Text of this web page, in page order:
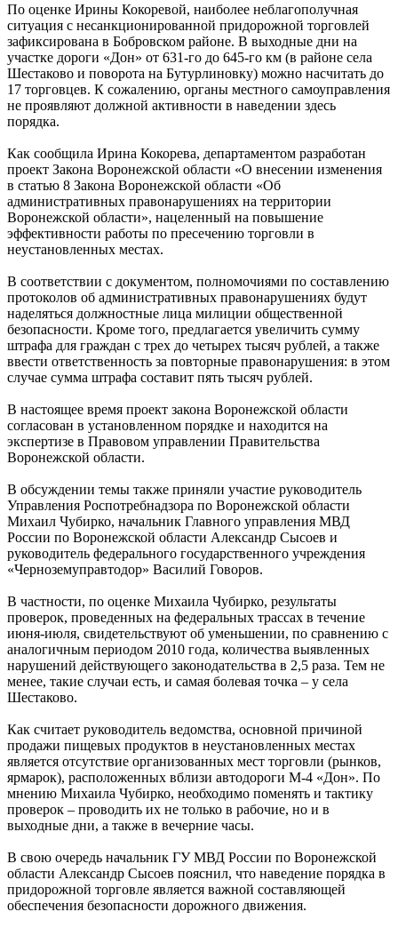
По оценке Ирины Кокоревой, наиболее неблагополучная
ситуация с несанкционированной придорожной торговлей
зафиксирована в Бобровском районе. В выходные дни на
участке дороги «Дон» от 631-го до 645-го км (в районе села
Шестаково и поворота на Бутурлиновку) можно насчитать до
17 торговцев. К сожалению, органы местного самоуправления
не проявляют должной активности в наведении здесь
порядка.
Как сообщила Ирина Кокорева, департаментом разработан
проект Закона Воронежской области «О внесении изменения
в статью 8 Закона Воронежской области «Об
административных правонарушениях на территории
Воронежской области», нацеленный на повышение
эффективности работы по пресечению торговли в
неустановленных местах.
В соответствии с документом, полномочиями по составлению
протоколов об административных правонарушениях будут
наделяться должностные лица милиции общественной
безопасности. Кроме того, предлагается увеличить сумму
штрафа для граждан с трех до четырех тысяч рублей, а также
ввести ответственность за повторные правонарушения: в этом
случае сумма штрафа составит пять тысяч рублей.
В настоящее время проект закона Воронежской области
согласован в установленном порядке и находится на
экспертизе в Правовом управлении Правительства
Воронежской области.
В обсуждении темы также приняли участие руководитель
Управления Роспотребнадзора по Воронежской области
Михаил Чубирко, начальник Главного управления МВД
России по Воронежской области Александр Сысоев и
руководитель федерального государственного учреждения
«Черноземуправтодор» Василий Говоров.
В частности, по оценке Михаила Чубирко, результаты
проверок, проведенных на федеральных трассах в течение
июня-июля, свидетельствуют об уменьшении, по сравнению с
аналогичным периодом 2010 года, количества выявленных
нарушений действующего законодательства в 2,5 раза. Тем не
менее, такие случаи есть, и самая болевая точка – у села
Шестаково.
Как считает руководитель ведомства, основной причиной
продажи пищевых продуктов в неустановленных местах
является отсутствие организованных мест торговли (рынков,
ярмарок), расположенных вблизи автодороги М-4 «Дон». По
мнению Михаила Чубирко, необходимо поменять и тактику
проверок – проводить их не только в рабочие, но и в
выходные дни, а также в вечерние часы.
В свою очередь начальник ГУ МВД России по Воронежской
области Александр Сысоев пояснил, что наведение порядка в
придорожной торговле является важной составляющей
обеспечения безопасности дорожного движения.